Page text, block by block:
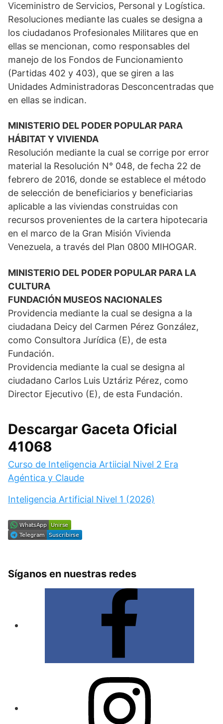
Viceministro de Servicios, Personal y Logística.
Resoluciones mediante las cuales se designa a
los ciudadanos Profesionales Militares que en
ellas se mencionan, como responsables del
manejo de los Fondos de Funcionamiento
(Partidas 402 y 403), que se giren a las
Unidades Administradoras Desconcentradas que
en ellas se indican.
MINISTERIO DEL PODER POPULAR PARA
HÁBITAT Y VIVIENDA
Resolución mediante la cual se corrige por error
material la Resolución N° 048, de fecha 22 de
febrero de 2016, donde se establece el método
de selección de beneficiarios y beneficiarias
aplicable a las viviendas construidas con
recursos provenientes de la cartera hipotecaria
en el marco de la Gran Misión Vivienda
Venezuela, a través del Plan 0800 MIHOGAR.
MINISTERIO DEL PODER POPULAR PARA LA
CULTURA
FUNDACIÓN MUSEOS NACIONALES
Providencia mediante la cual se designa a la
ciudadana Deicy del Carmen Pérez González,
como Consultora Jurídica (E), de esta
Fundación.
Providencia mediante la cual se designa al
ciudadano Carlos Luis Uztáriz Pérez, como
Director Ejecutivo (E), de esta Fundación.
Descargar Gaceta Oficial
41068
Curso de Inteligencia Artiicial Nivel 2 Era
Agéntica y Claude
Inteligencia Artificial Nivel 1 (2026)
Síganos en nuestras redes